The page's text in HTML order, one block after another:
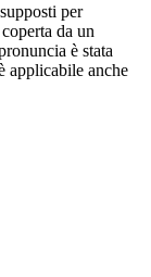
per
da un
è stata
applicabile anche